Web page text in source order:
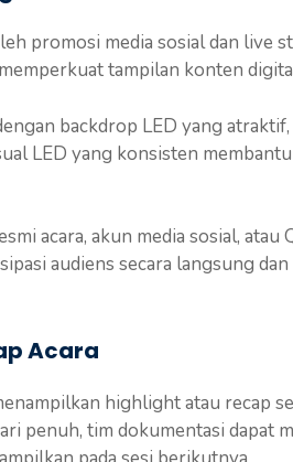
promosi media sosial dan live
tampilan konten
backdrop LED yang
LED yang konsisten
acara, akun media sosial, atau
audiens secara langsung
Acara
highlight atau recap
penuh, tim dokumentasi dapat